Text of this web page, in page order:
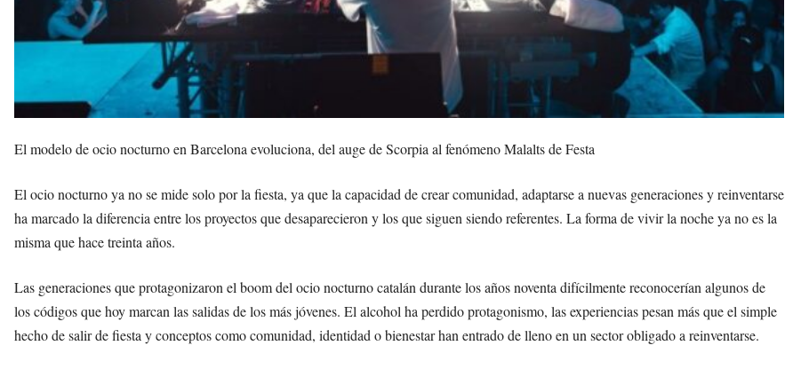
El modelo de ocio nocturno en Barcelona evoluciona, del auge de Scorpia al fenómeno Malalts de Festa
El ocio nocturno ya no se mide solo por la fiesta, ya que la capacidad de crear comunidad, adaptarse a nuevas generaciones y reinventarse
ha marcado la diferencia entre los proyectos que desaparecieron y los que siguen siendo referentes. La forma de vivir la noche ya no es la
misma que hace treinta años.
Las generaciones que protagonizaron el boom del ocio nocturno catalán durante los años noventa difícilmente reconocerían algunos de
los códigos que hoy marcan las salidas de los más jóvenes. El alcohol ha perdido protagonismo, las experiencias pesan más que el simple
hecho de salir de fiesta y conceptos como comunidad, identidad o bienestar han entrado de lleno en un sector obligado a reinventarse.